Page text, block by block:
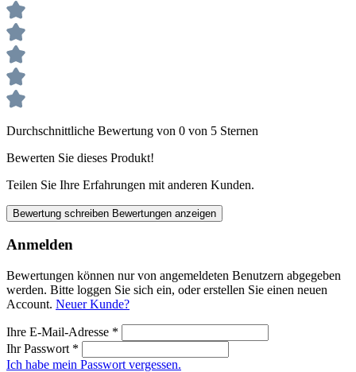
Durchschnittliche Bewertung von 0 von 5 Sternen
Bewerten Sie dieses Produkt!
Teilen Sie Ihre Erfahrungen mit anderen Kunden.
Bewertung schreiben Bewertungen anzeigen
Anmelden
Bewertungen können nur von angemeldeten Benutzern abgegeben
werden. Bitte loggen Sie sich ein, oder erstellen Sie einen neuen
Account. Neuer Kunde?
Ihre E-Mail-Adresse *
Ihr Passwort *
Ich habe mein Passwort vergessen.